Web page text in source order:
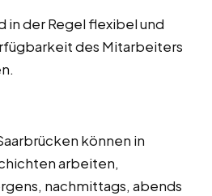
in der Regel flexibel und
des Mitarbeiters
können in
arbeiten,
nachmittags, abends